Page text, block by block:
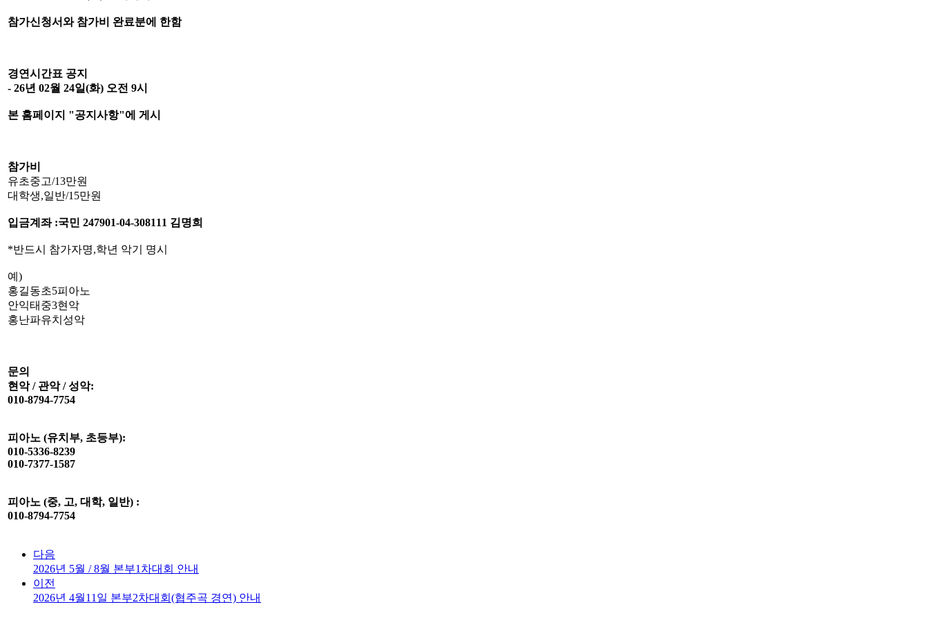
참가신청서와 참가비 완료분에 한함
경연시간표 공지
- 26년 02월 24일(화) 오전 9시
본 홈페이지 "공지사항"에 게시
참가비
유초중고/13만원
대학생,일반/15만원
입금계좌 :국민 247901-04-308111 김명희
*반드시 참가자명,학년 악기 명시
예)
홍길동초5피아노
안익태중3현악
홍난파유치성악
문의
현악 / 관악 / 성악:
010-8794-7754
피아노 (유치부, 초등부):
010-5336-8239
010-7377-1587
피아노 (중, 고, 대학, 일반) :
010-8794-7754
다음
2026년 5월 / 8월 본부1차대회 안내
이전
2026년 4월11일 본부2차대회(협주곡 경연) 안내